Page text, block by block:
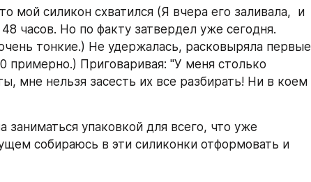
мой силикон схватился (Я вчера его заливала,  и
часов. Но по факту затвердел уже сегодня.
тонкие.) Не удержалась, расковыряла первые
примерно.) Приговаривая: "У меня столько
мне нельзя засесть их все разбирать! Ни в коем
заниматься упаковкой для всего, что уже
собираюсь в эти силиконки отформовать и